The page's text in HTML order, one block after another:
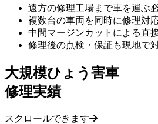
遠方の修理工場まで車を運ぶ
複数台の車両を同時に修理対
中間マージンカットによる直
修理後の点検・保証も現地で
大規模ひょう害車
修理実績
スクロールできます